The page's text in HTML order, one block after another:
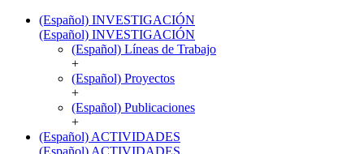
(Español) INVESTIGACIÓN
(Español) INVESTIGACIÓN
(Español) Líneas de Trabajo
+
(Español) Proyectos
+
(Español) Publicaciones
+
(Español) ACTIVIDADES
(Español) ACTIVIDADES